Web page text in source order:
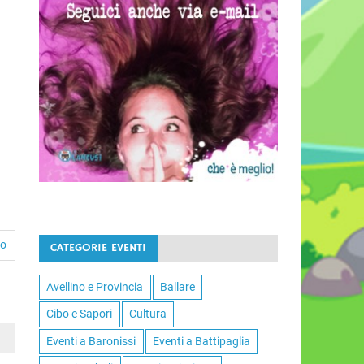
CATEGORIE EVENTI
Avellino e Provincia Ballare
Cibo e Sapori Cultura
Eventi a Baronissi Eventi a Battipaglia